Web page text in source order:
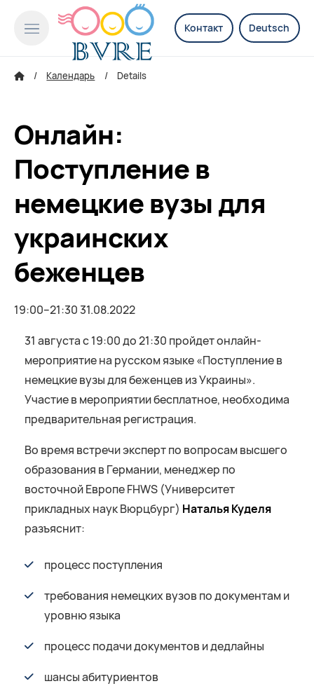
Контакт Deutsch
Календарь Details
Онлайн:
Поступление в
немецкие вузы для
украинских
беженцев
19:00–21:30 31.08.2022
31 августа с 19:00 до 21:30 пройдет онлайн-
мероприятие на русском языке «Поступление в
немецкие вузы для беженцев из Украины».
Участие в мероприятии бесплатное, необходима
предварительная регистрация.
Во время встречи эксперт по вопросам высшего
образования в Германии, менеджер по
восточной Европе FHWS (Университет
прикладных наук Вюрцбург) Наталья Куделя
разъяснит:
процесс поступления
требования немецких вузов по документам и
уровню языка
процесс подачи документов и дедлайны
шансы абитуриентов